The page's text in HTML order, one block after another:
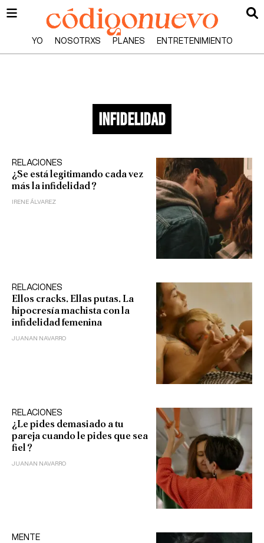
YO NOSOTRXS PLANES ENTRETENIMIENTO
infidelidad
RELACIONES
¿Se está legitimando cada vez
más la infidelidad?
IRENE ÁLVAREZ
RELACIONES
Ellos cracks. Ellas putas. La
hipocresía machista con la
infidelidad femenina
JUANAN NAVARRO
RELACIONES
¿Le pides demasiado a tu
pareja cuando le pides que sea
fiel?
JUANAN NAVARRO
MENTE